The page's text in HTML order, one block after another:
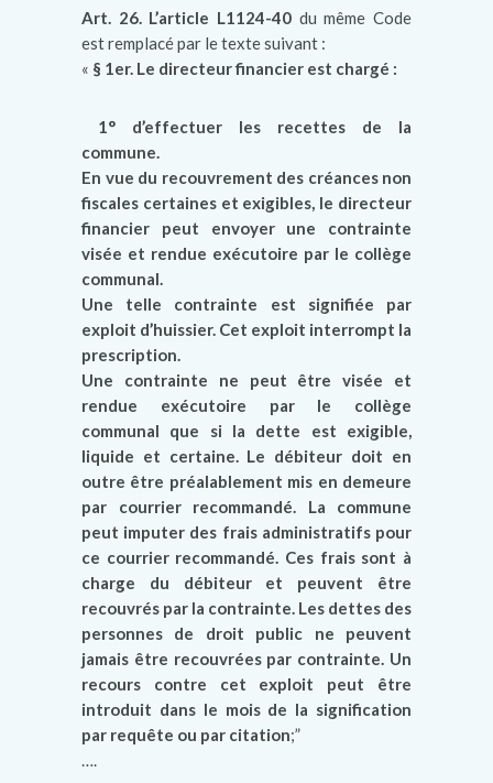
Art. 26. L’article L1124-40 du même Code
est remplacé par le texte suivant :
« § 1er. Le directeur financier est chargé :
1° d’effectuer les recettes de la
commune.
En vue du recouvrement des créances non
fiscales certaines et exigibles, le directeur
financier peut envoyer une contrainte
visée et rendue exécutoire par le collège
communal.
Une telle contrainte est signifiée par
exploit d’huissier. Cet exploit interrompt la
prescription.
Une contrainte ne peut être visée et
rendue exécutoire par le collège
communal que si la dette est exigible,
liquide et certaine. Le débiteur doit en
outre être préalablement mis en demeure
par courrier recommandé. La commune
peut imputer des frais administratifs pour
ce courrier recommandé. Ces frais sont à
charge du débiteur et peuvent être
recouvrés par la contrainte. Les dettes des
personnes de droit public ne peuvent
jamais être recouvrées par contrainte. Un
recours contre cet exploit peut être
introduit dans le mois de la signification
par requête ou par citation;”
….